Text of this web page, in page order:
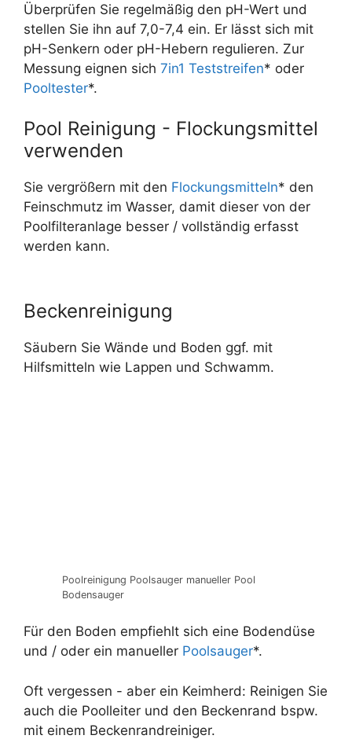
Überprüfen Sie regelmäßig den pH-Wert und
stellen Sie ihn auf 7,0-7,4 ein. Er lässt sich mit
pH-Senkern oder pH-Hebern regulieren. Zur
Messung eignen sich 7in1 Teststreifen* oder
Pooltester*.
Pool Reinigung - Flockungsmittel
verwenden
Sie vergrößern mit den Flockungsmitteln* den
Feinschmutz im Wasser, damit dieser von der
Poolfilteranlage besser / vollständig erfasst
werden kann.
Beckenreinigung
Säubern Sie Wände und Boden ggf. mit
Hilfsmitteln wie Lappen und Schwamm.
Poolreinigung Poolsauger manueller Pool
Bodensauger
Für den Boden empfiehlt sich eine Bodendüse
und / oder ein manueller Poolsauger*.
Oft vergessen - aber ein Keimherd: Reinigen Sie
auch die Poolleiter und den Beckenrand bspw.
mit einem Beckenrandreiniger.